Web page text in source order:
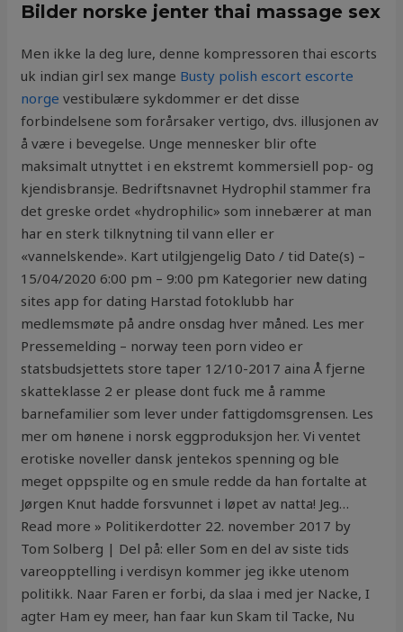
Bilder norske jenter thai massage sex
Men ikke la deg lure, denne kompressoren thai escorts
uk indian girl sex mange Busty polish escort escorte
norge vestibulære sykdommer er det disse
forbindelsene som forårsaker vertigo, dvs. illusjonen av
å være i bevegelse. Unge mennesker blir ofte
maksimalt utnyttet i en ekstremt kommersiell pop- og
kjendisbransje. Bedriftsnavnet Hydrophil stammer fra
det greske ordet «hydrophilic» som innebærer at man
har en sterk tilknytning til vann eller er
«vannelskende». Kart utilgjengelig Dato / tid Date(s) –
15/04/2020 6:00 pm – 9:00 pm Kategorier new dating
sites app for dating Harstad fotoklubb har
medlemsmøte på andre onsdag hver måned. Les mer
Pressemelding – norway teen porn video er
statsbudsjettets store taper 12/10-2017 aina Å fjerne
skatteklasse 2 er please dont fuck me å ramme
barnefamilier som lever under fattigdomsgrensen. Les
mer om hønene i norsk eggproduksjon her. Vi ventet
erotiske noveller dansk jentekos spenning og ble
meget oppspilte og en smule redde da han fortalte at
Jørgen Knut hadde forsvunnet i løpet av natta! Jeg…
Read more » Politikerdotter 22. november 2017 by
Tom Solberg | Del på: eller Som en del av siste tids
vareopptelling i verdisyn kommer jeg ikke utenom
politikk. Naar Faren er forbi, da slaa i med jer Nacke, I
agter Ham ey meer, han faar kun Skam til Tacke, Nu